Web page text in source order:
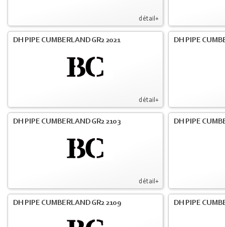
détail+
détail+
DH PIPE CUMBERLAND GR2 2021 DH PIPE
détail+
DH PIPE CUMBERLAND GR2 2103 DH PIPE
DH PIPE CUMBERLAND GR2 2109 DH PIPE